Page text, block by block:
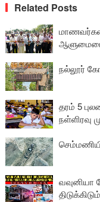
Related Posts
நல்லூர்
தரம் 5
நள்ளிரவு